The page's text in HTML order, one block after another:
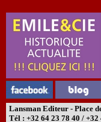
Lansman Editeur - Place
Tél : +32 64 23 78 40 /